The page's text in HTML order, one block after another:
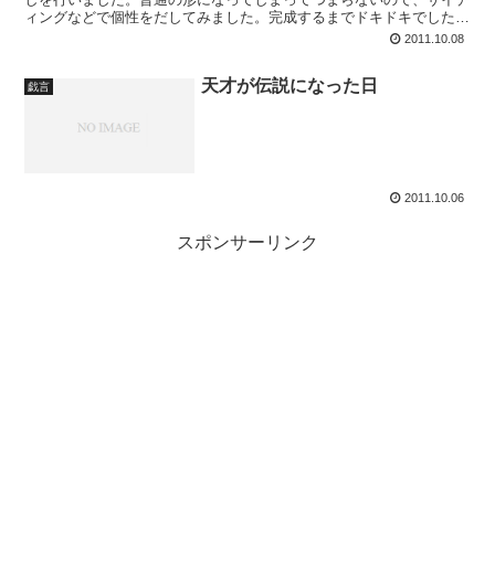
ィングなどで個性をだしてみました。完成するまでドキドキでした
が、なかなかイイ感じになったんではないでしょうか(^^)...2011.10.08
戯言 天才が伝説になった日
2011.10.06
スポンサーリンク